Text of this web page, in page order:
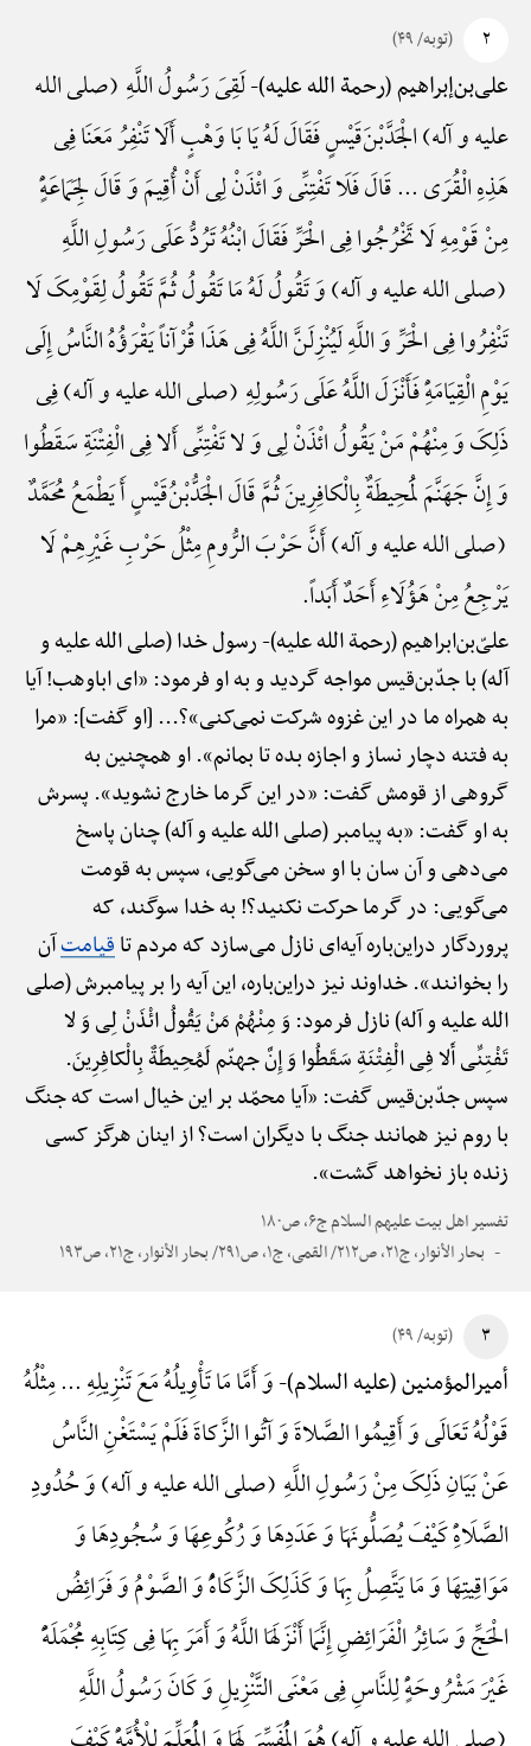
۲ (توبه/ ۴۹)
علی‌بن‌إبراهیم (رحمة الله علیه)-لَقِیَ رَسُولُ اللَّهِ (صلی الله
علیه و آله) الْجَدَّ‌بْنَ‌قَیْسٍ فَقَالَ لَهُ یَا بَا وَهْبٍ أَ‌لَا تَنْفِرُ مَعَنَا فِی
هَذِهِ الْقُرَی ... قَالَ فَلَا تَفْتِنِّی وَ ائْذَنْ لِی أَنْ أُقِیمَ وَ قَالَ لِجَمَاعَهًٍْ
مِنْ قَوْمِهِ لَا تَخْرُجُوا فِی الْحَرِّ فَقَالَ ابْنُهُ تَرُدُّ عَلَی رَسُولِ اللَّهِ
(صلی الله علیه و آله) وَ تَقُولُ لَهُ مَا تَقُولُ ثُمَّ تَقُولُ لِقَوْمِکَ لَا
تَنْفِرُوا فِی الْحَرِّ وَ اللَّهِ لَیُنْزِلَنَّ اللَّهُ فِی هَذَا قُرْآناً یَقْرَؤُهُ النَّاسُ إِلَی
یَوْمِ الْقِیَامَهًِْ فَأَنْزَلَ اللَّهُ عَلَی رَسُولِهِ (صلی الله علیه و آله) فِی
ذَلِکَ وَ مِنْهُمْ مَنْ یَقُولُ ائْذَنْ لِی وَ لا تَفْتِنِّی أَلا فِی الْفِتْنَةِ سَقَطُوا
وَ إِنَّ جَهَنَّمَ لَمُحِیطَةٌ بِالْکافِرِینَ ثُمَّ قَالَ الْجَدُّ‌بْنُ‌قَیْسٍ أَ یَطْمَعُ مُحَمَّدٌ
(صلی الله علیه و آله) أَنَّ حَرْبَ الرُّومِ مِثْلُ حَرْبِ غَیْرِهِمْ لَا
یَرْجِعُ مِنْ هَؤُلَاءِ أَحَدٌ أَبَداً.
علیّ‌بن‌ابراهیم (رحمة الله علیه)-رسول خدا (صلی الله علیه و
آله) با جدّ‌بن‌قیس مواجه گردید و به او فرمود: «ای اباوهب! آیا
به همراه ما در این غزوه شرکت نمی‌کنی»؟... [او گفت]: «مرا
به فتنه دچار نساز و اجازه بده تا بمانم». او همچنین به
گروهی از قومش گفت: «در این گرما خارج نشوید». پسرش
به او گفت: «به پیامبر (صلی الله علیه و آله) چنان پاسخ
می‌دهی و آن سان با او سخن می‌گویی، سپس به قومت
می‌گویی: در گرما حرکت نکنید؟! به خدا سوگند، که
پروردگار دراین‌باره آیه‌ای نازل می‌سازد که مردم تاقیامتآن
را بخوانند». خداوند نیز دراین‌باره، این آیه را بر پیامبرش (صلی
الله علیه و آله) نازل فرمود: وَ مِنْهُمْ مَنْ یَقُولُ ائْذَنْ لِی وَ لا
تَفْتِنِّی أَلا فِی الْفِتْنَةِ سَقَطُوا وَ إِنَّ جهنّم لَمُحِیطَةٌ بِالْکافِرِینَ.
سپس جدّ‌بن‌قیس گفت: «آیا محمّد بر این خیال است که جنگ
با روم نیز همانند جنگ با دیگران است؟ از اینان هرگز کسی
زنده باز نخواهد گشت».
تفسیر اهل بیت علیهم السلام ج۶، ص۱۸۰
بحار الأنوار، ج۲۱، ص۲۱۲/ القمی، ج۱، ص۲۹۱/ بحار الأنوار، ج۲۱، ص۱۹۳
۳ (توبه/ ۴۹)
أمیرالمؤمنین (علیه السلام)-وَ أَمَّا مَا تَأْوِیلُهُ مَعَ تَنْزِیلِهِ ... مِثْلُهُ
قَوْلُهُ تَعَالَی وَ أَقِیمُوا الصَّلاةَ وَ آتُوا الزَّکاةَ فَلَمْ یَسْتَغْنِ النَّاسُ
عَنْ بَیَانِ ذَلِکَ مِنْ رَسُولِ اللَّهِ (صلی الله علیه و آله) وَ حُدُودِ
الصَّلَاهًِْ کَیْفَ یُصَلُّونَهَا وَ عَدَدِهَا وَ رُکُوعِهَا وَ سُجُودِهَا وَ
مَوَاقِیتِهَا وَ مَا یَتَّصِلُ بِهَا وَ کَذَلِکَ الزَّکَاهًُْ وَ الصَّوْمُ وَ فَرَائِضُ
الْحَجِّ وَ سَائِرُ الْفَرَائِضِ إِنَّمَا أَنْزَلَهَا اللَّهُ وَ أَمَرَ بِهَا فِی کِتَابِهِ مُجْمَلَهًًْ
غَیْرَ مَشْرُوحَهًٍْ لِلنَّاسِ فِی مَعْنَی التَّنْزِیلِ وَ کَانَ رَسُولُ اللَّهِ